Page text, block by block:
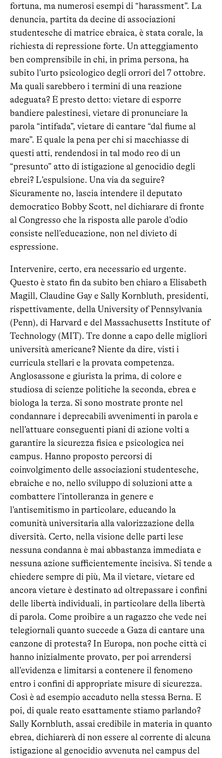
fortuna, ma numerosi esempi di “harassment”. La
denuncia, partita da decine di associazioni
studentesche di matrice ebraica, è stata corale, la
richiesta di repressione forte. Un atteggiamento
ben comprensibile in chi, in prima persona, ha
subito l’urto psicologico degli orrori del 7 ottobre.
Ma quali sarebbero i termini di una reazione
adeguata? È presto detto: vietare di esporre
bandiere palestinesi, vietare di pronunciare la
parola “intifada”, vietare di cantare “dal fiume al
mare”. E quale la pena per chi si macchiasse di
questi atti, rendendosi in tal modo reo di un
“presunto” atto di istigazione al genocidio degli
ebrei? L’espulsione. Una via da seguire?
Sicuramente no, lascia intendere il deputato
democratico Bobby Scott, nel dichiarare di fronte
al Congresso che la risposta alle parole d’odio
consiste nell’educazione, non nel divieto di
espressione.
Intervenire, certo, era necessario ed urgente.
Questo è stato fin da subito ben chiaro a Elisabeth
Magill, Claudine Gay e Sally Kornbluth, presidenti,
rispettivamente, della University of Pennsylvania
(Penn), di Harvard e del Massachusetts Institute of
Technology (MIT). Tre donne a capo delle migliori
università americane? Niente da dire, visti i
curricula stellari e la provata competenza.
Anglosassone e giurista la prima, di colore e
studiosa di scienze politiche la seconda, ebrea e
biologa la terza. Si sono mostrate pronte nel
condannare i deprecabili avvenimenti in parola e
nell’attuare conseguenti piani di azione volti a
garantire la sicurezza fisica e psicologica nei
campus. Hanno proposto percorsi di
coinvolgimento delle associazioni studentesche,
ebraiche e no, nello sviluppo di soluzioni atte a
combattere l’intolleranza in genere e
l’antisemitismo in particolare, educando la
comunità universitaria alla valorizzazione della
diversità. Certo, nella visione delle parti lese
nessuna condanna è mai abbastanza immediata e
nessuna azione sufficientemente incisiva. Si tende a
chiedere sempre di più, Ma il vietare, vietare ed
ancora vietare è destinato ad oltrepassare i confini
delle libertà individuali, in particolare della libertà
di parola. Come proibire a un ragazzo che vede nei
telegiornali quanto succede a Gaza di cantare una
canzone di protesta? In Europa, non poche città ci
hanno inizialmente provato, per poi arrendersi
all’evidenza e limitarsi a contenere il fenomeno
entro i confini di appropriate misure di sicurezza.
Così è ad esempio accaduto nella stessa Berna. E
poi, di quale reato esattamente stiamo parlando?
Sally Kornbluth, assai credibile in materia in quanto
ebrea, dichiarerà di non essere al corrente di alcuna
istigazione al genocidio avvenuta nel campus del